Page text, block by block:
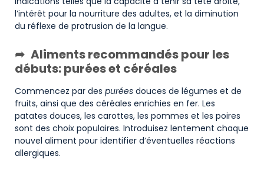
l’intérêt pour la nourriture des adultes, et la diminution
du réflexe de protrusion de la langue.
Aliments recommandés pour les
débuts: purées et céréales
Commencez par des purées douces de légumes et de
fruits, ainsi que des céréales enrichies en fer. Les
patates douces, les carottes, les pommes et les poires
sont des choix populaires. Introduisez lentement chaque
nouvel aliment pour identifier d’éventuelles réactions
allergiques.